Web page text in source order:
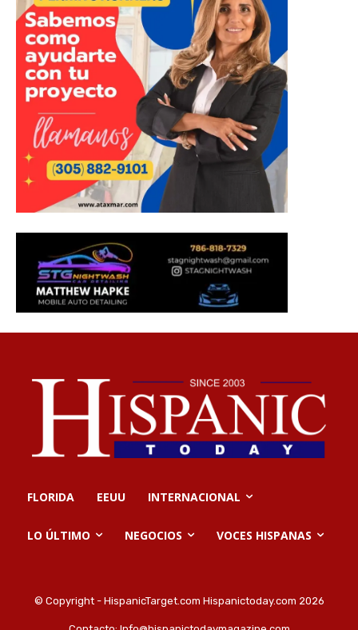
FLORIDA EEUU INTERNACIONAL
LO ÚLTIMO NEGOCIOS VOCES HISPANAS
© Copyright - HispanicTarget.com Hispanictoday.com 2026